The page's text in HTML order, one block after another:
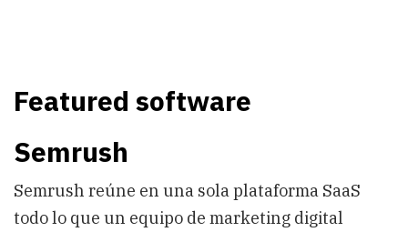
Featured software
Semrush
Semrush reúne en una sola plataforma SaaS
todo lo que un equipo de marketing digital